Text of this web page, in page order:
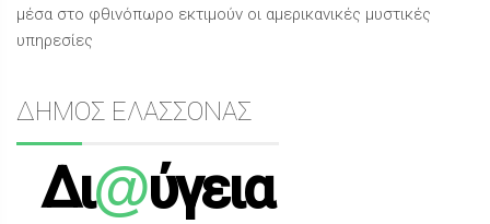
μέσα στο φθινόπωρο εκτιμούν οι αμερικανικές μυστικές
υπηρεσίες
ΔΗΜΟΣ ΕΛΑΣΣΟΝΑΣ
Δι@ύγεια